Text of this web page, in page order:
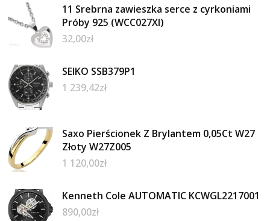
11 Srebrna zawieszka serce z cyrkoniami
Próby 925 (WCC027XI)
32,00zł
SEIKO SSB379P1
1 239,42zł
Saxo Pierścionek Z Brylantem 0,05Ct W27
Złoty W27Z005
1 120,00zł
Kenneth Cole AUTOMATIC KCWGL2217001
890,00zł